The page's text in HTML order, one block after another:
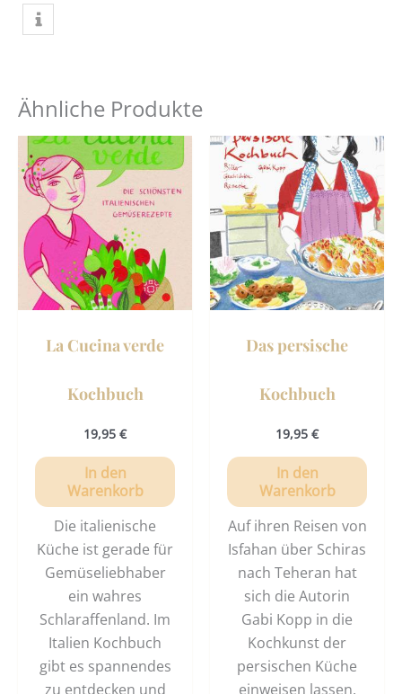
Ähnliche Produkte
La Cucina verde
Kochbuch
19,95 €
In den
Warenkorb
Die italienische
Küche ist gerade für
Gemüseliebhaber
ein wahres
Schlaraffenland. Im
Italien Kochbuch
gibt es spannendes
zu entdecken und
Das persische
Kochbuch
19,95 €
In den
Warenkorb
Auf ihren Reisen von
Isfahan über Schiras
nach Teheran hat
sich die Autorin
Gabi Kopp in die
Kochkunst der
persischen Küche
einweisen lassen.